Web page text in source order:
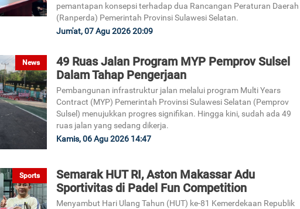
pemantapan konsepsi terhadap dua Rancangan Peraturan Daerah
(Ranperda) Pemerintah Provinsi Sulawesi Selatan.
Jum'at, 07 Agu 2026 20:09
News
49 Ruas Jalan Program MYP Pemprov Sulsel
Dalam Tahap Pengerjaan
Pembangunan infrastruktur jalan melalui program Multi Years
Contract (MYP) Pemerintah Provinsi Sulawesi Selatan (Pemprov
Sulsel) menujukkan progres signifikan. Hingga kini, sudah ada 49
ruas jalan yang sedang dikerja.
Kamis, 06 Agu 2026 14:47
Sports
Semarak HUT RI, Aston Makassar Adu
Sportivitas di Padel Fun Competition
Menyambut Hari Ulang Tahun (HUT) ke-81 Kemerdekaan Republik